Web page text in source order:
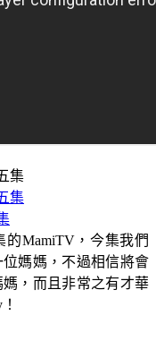
MamiTV，今集我們
媽媽，不過相信將會
，而且非常之有才華